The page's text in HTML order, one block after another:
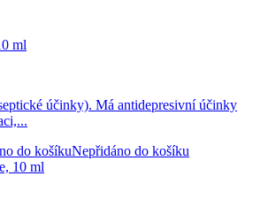
ml
účinky). Má antidepresivní účinky
do košíkuNepřidáno do košíku